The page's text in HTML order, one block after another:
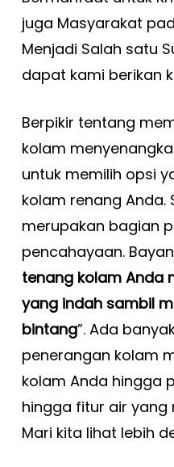
juga Masyarakat
Menjadi Salah satu
dapat kami berikan
Berpikir tentang
kolam
untuk memilih opsi
kolam renang Anda.
merupakan bagian
pencahayaan.
tenang kolam Anda
yang indah sambil
bintang”. Ada
penerangan kolam
kolam Anda hingga
hingga fitur air yang
Mari kita lihat lebih